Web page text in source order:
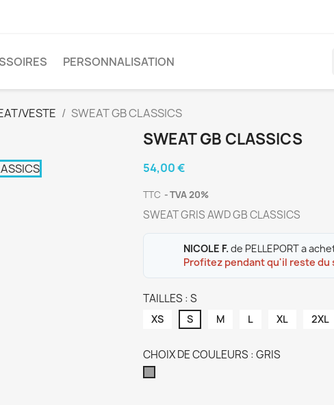
PERSONNALISATION
VESTE SWEAT GB CLASSICS
SWEAT GB CLASSICS
54,00 €
TTC TVA 20%
SWEAT GRIS AWD GB CLASSICS
NICOLE F. de PELLEPORT a
Profitez pendant qu'il reste du
TAILLES : S
XS S M L XL 2XL
CHOIX DE COULEURS : GRIS